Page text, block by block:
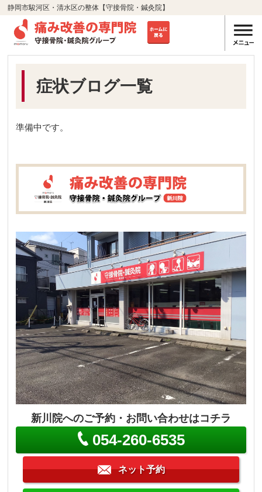
静岡市駿河区・清水区の整体【守接骨院・鍼灸院】
症状ブログ一覧
準備中です。
新川院へのご予約・お問い合わせはコチラ
054-260-6535
ネット予約